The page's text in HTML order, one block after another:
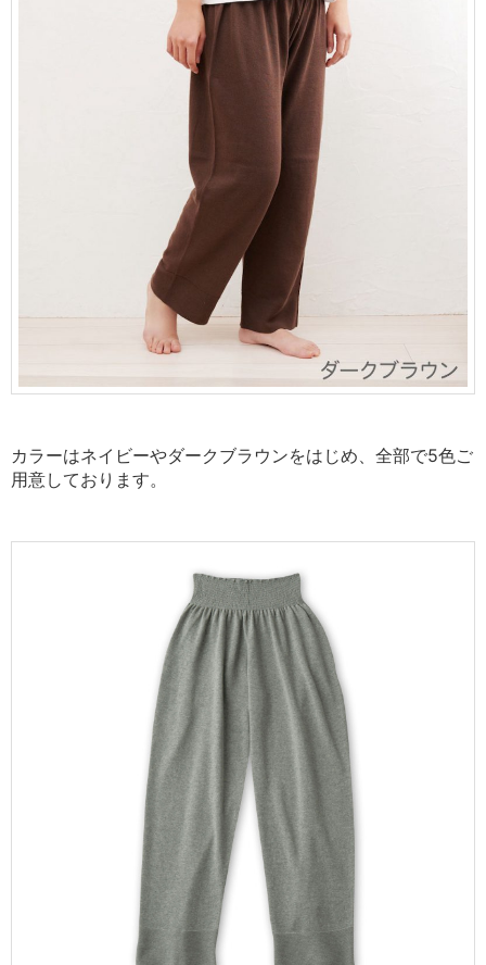
カラーはネイビーやダークブラウンをはじめ、全部で5色ご
用意しております。